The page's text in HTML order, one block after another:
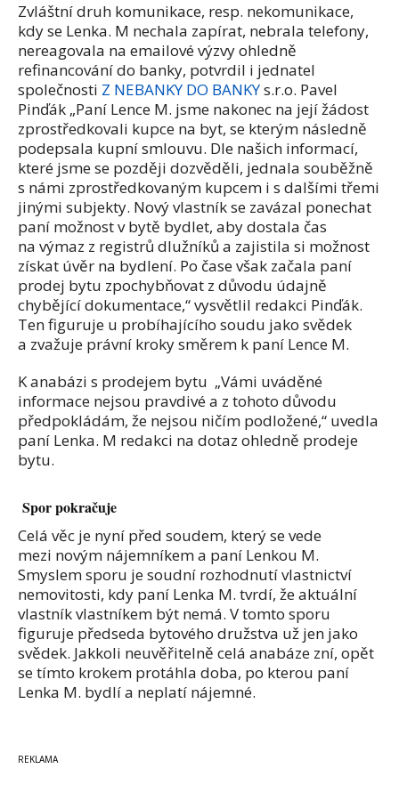
Zvláštní druh komunikace, resp. nekomunikace,
kdy se Lenka. M nechala zapírat, nebrala telefony,
nereagovala na emailové výzvy ohledně
refinancování do banky, potvrdil i jednatel
společnosti Z NEBANKY DO BANKYs.r.o. Pavel
Pinďák „Paní Lence M. jsme nakonec na její žádost
zprostředkovali kupce na byt, se kterým následně
podepsala kupní smlouvu. Dle našich informací,
které jsme se později dozvěděli, jednala souběžně
s námi zprostředkovaným kupcem i s dalšími třemi
jinými subjekty. Nový vlastník se zavázal ponechat
paní možnost v bytě bydlet, aby dostala čas
na výmaz z registrů dlužníků a zajistila si možnost
získat úvěr na bydlení. Po čase však začala paní
prodej bytu zpochybňovat z důvodu údajně
chybějící dokumentace,“ vysvětlil redakci Pinďák.
Ten figuruje u probíhajícího soudu jako svědek
a zvažuje právní kroky směrem k paní Lence M.
K anabázi s prodejem bytu „Vámi uváděné
informace nejsou pravdivé a z tohoto důvodu
předpokládám, že nejsou ničím podložené,“ uvedla
paní Lenka. M redakci na dotaz ohledně prodeje
bytu.
Spor pokračuje
Celá věc je nyní před soudem, který se vede
mezi novým nájemníkem a paní Lenkou M.
Smyslem sporu je soudní rozhodnutí vlastnictví
nemovitosti, kdy paní Lenka M. tvrdí, že aktuální
vlastník vlastníkem být nemá. V tomto sporu
figuruje předseda bytového družstva už jen jako
svědek. Jakkoli neuvěřitelně celá anabáze zní, opět
se tímto krokem protáhla doba, po kterou paní
Lenka M. bydlí a neplatí nájemné.